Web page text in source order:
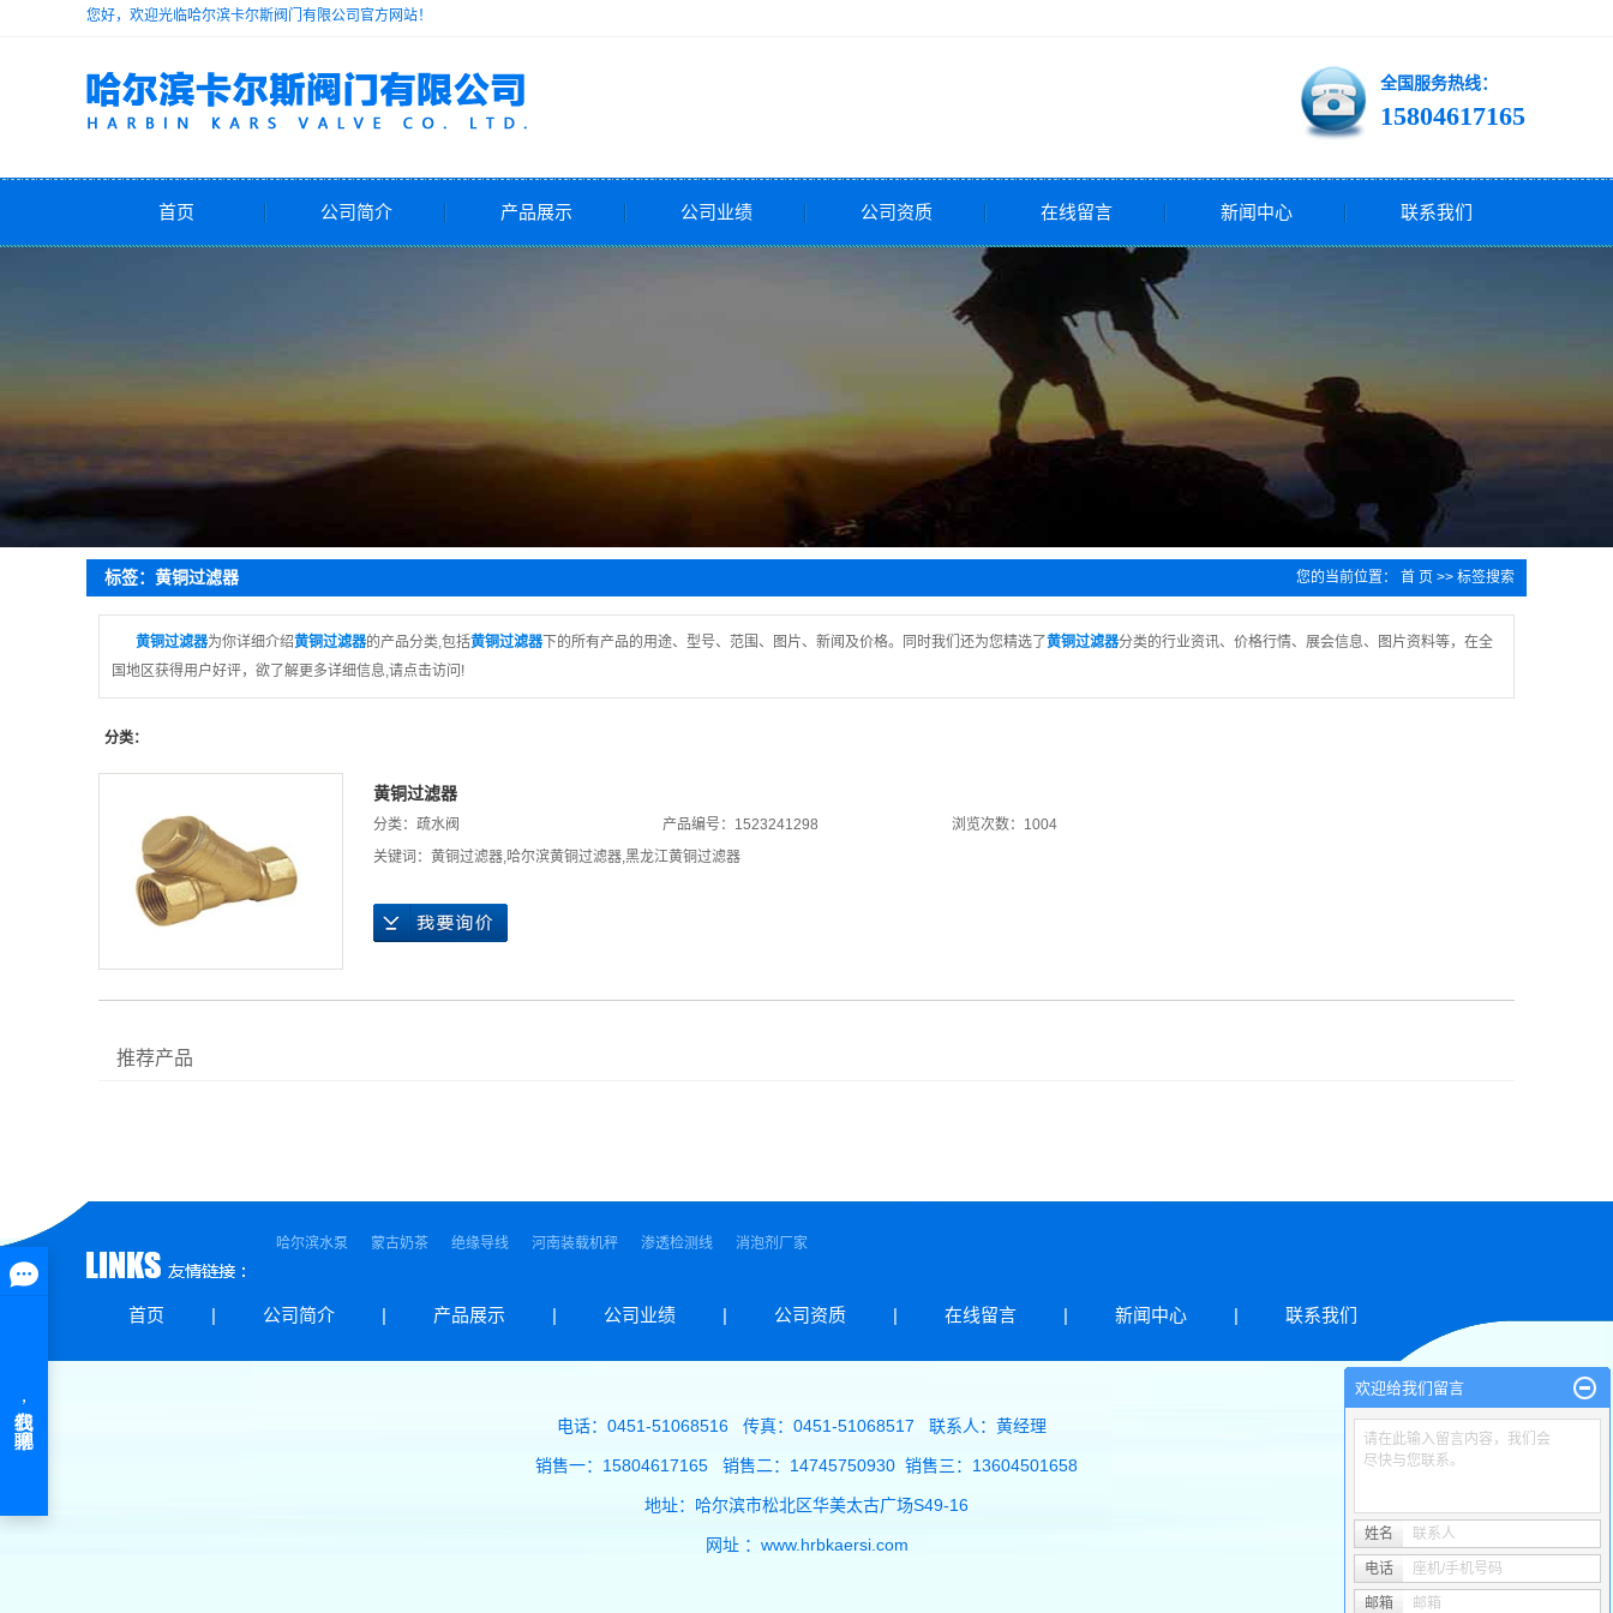
您好，欢迎光临哈尔滨卡尔斯阀门有限公司官方网站！
全国服务热线：
15804617165
首页 公司简介 产品展示
自力式调节阀
疏水阀
蝶阀
公司业绩 公司资质 在线留言 新闻中心 联系我们
标签：黄铜过滤器 您的当前位置： 首 页 >> 标签搜索
黄铜过滤器为你详细介绍黄铜过滤器的产品分类,包括黄铜过滤器 下的所有产品的用途、型号、范围、图片、新闻及价格。同时我们还为您精选了黄铜过滤器分类的行业资讯、价格行情、展会信息、图片资料等，在全
国地区获得用户好评，欲了解更多详细信息,请点击访问!
分类：
黄铜过滤器
分类： 疏水阀 产品编号：1523241298
浏览次数：1004
关键词： 黄铜过滤器,哈尔滨黄铜过滤器,黑龙江黄铜过滤器
推荐产品
哈尔滨水泵 蒙古奶茶 绝缘导线 河南装载机秤 渗透检测线 消泡剂厂家
首页 | 公司简介 | 产品展示 | 公司业绩 | 公司资质 | 在线留言 | 新闻中心 | 联系我们
电话：0451-51068516 传真：0451-51068517 联系人：黄经理
销售一：15804617165 销售二：14745750930 销售三：13604501658
地址：哈尔滨市松北区华美太古广场S49-16
网址 ：www.hrbkaersi.com
欢迎给我们留言
请在此输入留言内容，我们会
尽快与您联系。
姓名 联系人
电话 座机/手机号码
邮箱 邮箱